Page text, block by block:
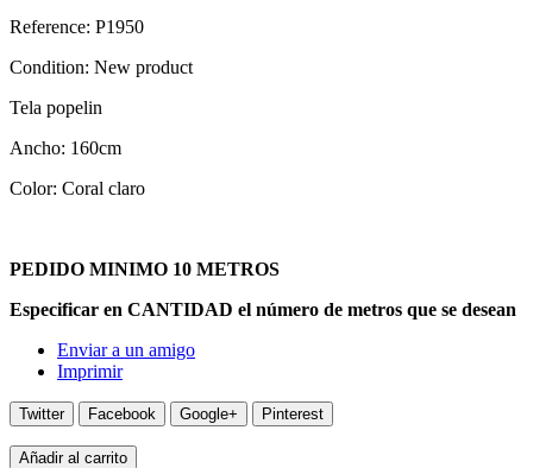
Reference: P1950
Condition: New product
Tela popelin
Ancho: 160cm
Color: Coral claro
PEDIDO MINIMO 10 METROS
Especificar en CANTIDAD el número de metros que se desean
Enviar a un amigo
Imprimir
Twitter Facebook Google+ Pinterest
Añadir al carrito